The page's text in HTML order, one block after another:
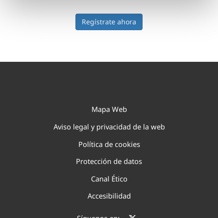
Regístrate ahora
Mapa Web
Aviso legal y privacidad de la web
Política de cookies
Protección de datos
Canal Ético
Accesibilidad